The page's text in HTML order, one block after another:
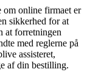
om online firmaet er
sikkerhed for at
at forretningen
med reglerne på
assisteret,
af din bestilling.